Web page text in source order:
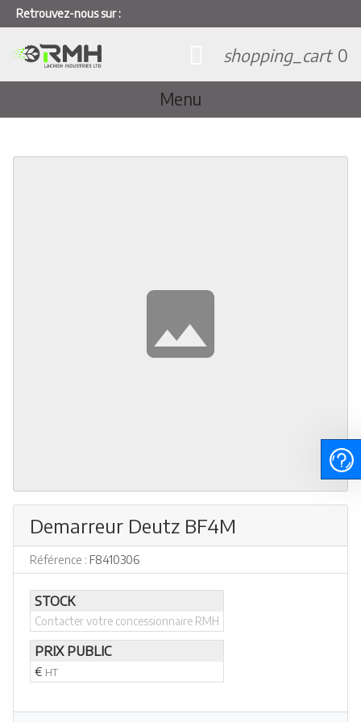
Retrouvez-nous sur :
Menu
shopping_cart 0
Demarreur Deutz BF4M
Référence : F8410306
STOCK
Contacter votre concessionnaire RMH
PRIX PUBLIC
€ HT